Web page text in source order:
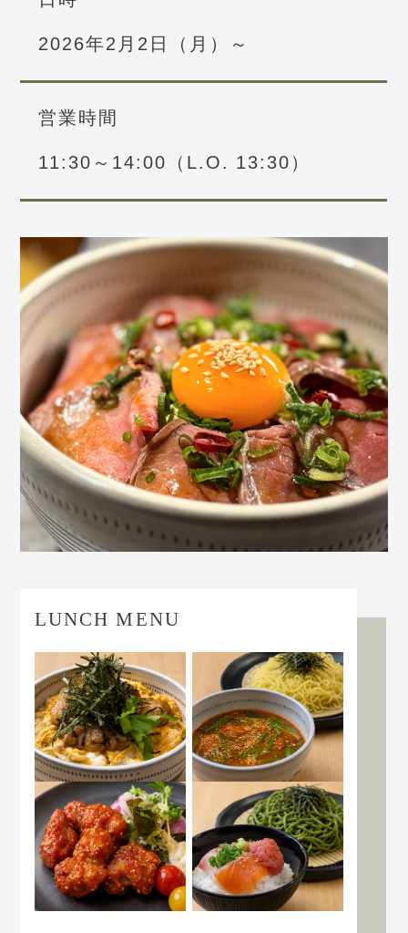
2026年2月2日（月）～
営業時間
11:30～14:00（L.O. 13:30）
LUNCH MENU